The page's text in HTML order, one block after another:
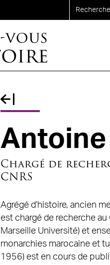
Fil d'Ariane
Antoine
Chargé de
CNRS
Agrégé d’histoire, ancien
est chargé de recherche au
Marseille Université) et
monarchies marocaine et
1956) est en cours de